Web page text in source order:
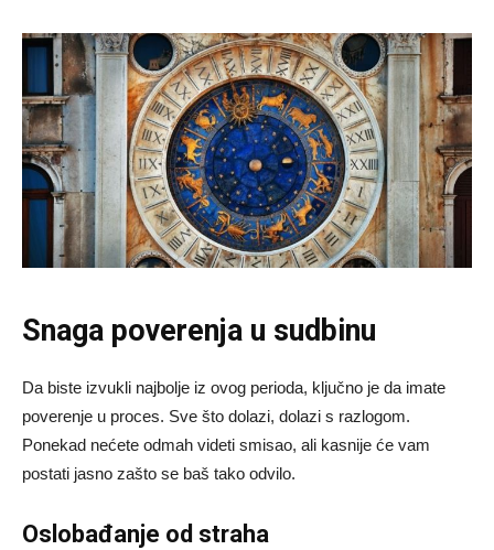
Snaga poverenja u sudbinu
Da biste izvukli najbolje iz ovog perioda, ključno je da imate
poverenje u proces. Sve što dolazi, dolazi s razlogom.
Ponekad nećete odmah videti smisao, ali kasnije će vam
postati jasno zašto se baš tako odvilo.
Oslobađanje od straha